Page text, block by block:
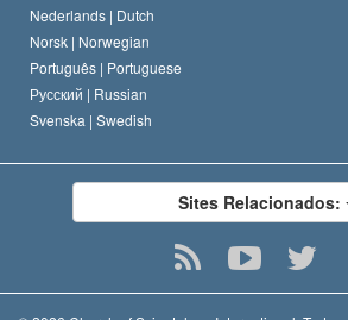
Nederlands | Dutch
Norsk | Norwegian
Português | Portuguese
Русский | Russian
Svenska | Swedish
Sites Relacionados: